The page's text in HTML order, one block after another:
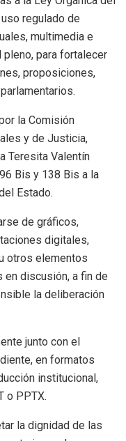
regulado de
multimedia e
para fortalecer
proposiciones,
la Comisión
y de Justicia,
Teresita Valentín
Bis y 138 Bis a la
Estado.
de gráficos,
digitales,
otros elementos
discusión, a fin de
la deliberación
junto con el
en formatos
institucional,
o PPTX.
la dignidad de las